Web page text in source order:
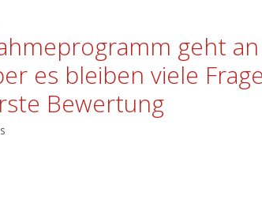
geht an
es bleiben viele
Bewertung